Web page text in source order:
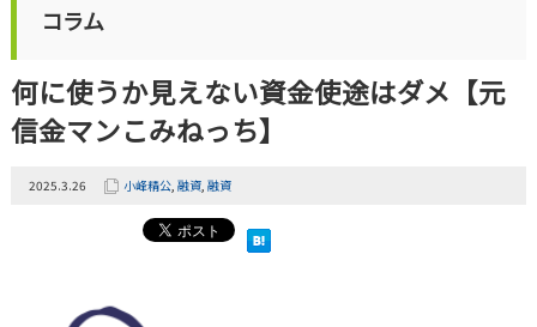
コラム
何に使うか見えない資金使途はダメ【元
信金マンこみねっち】
2025.3.26 小峰精公, 融資, 融資